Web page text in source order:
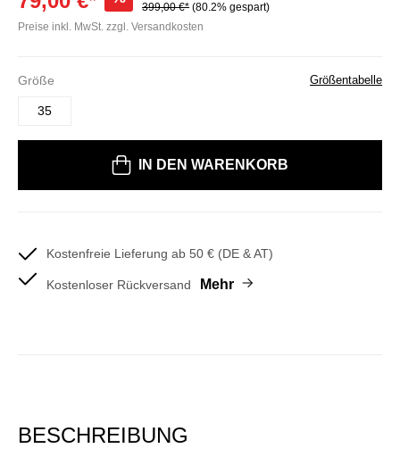
399,00 €* (80.2% gespart)
Preise inkl. MwSt. zzgl. Versandkosten
Größe Größentabelle
35
IN DEN WARENKORB
Kostenfreie Lieferung ab 50 € (DE & AT)
Kostenloser Rückversand Mehr
BESCHREIBUNG